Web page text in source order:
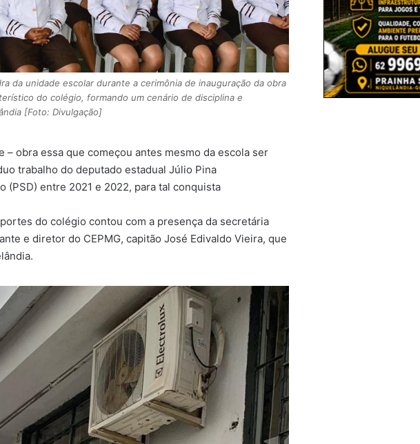
da unidade escolar durante a cerimônia de inauguração da obra
do colégio, formando um cenário de disciplina e
[Foto: Divulgação]
obra essa que começou antes mesmo da escola ser
trabalho do deputado estadual Júlio Pina
(PSD) entre 2021 e 2022, para tal conquista
do colégio contou com a presença da secretária
e diretor do CEPMG, capitão José Edivaldo Vieira, que